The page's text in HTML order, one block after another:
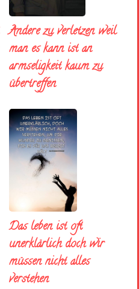
Andere zu verletzen weil
man es kann ist an
armseligkeit kaum zu
übertreffen
Das leben ist oft
unerklärlich doch wir
müssen nicht alles
verstehen